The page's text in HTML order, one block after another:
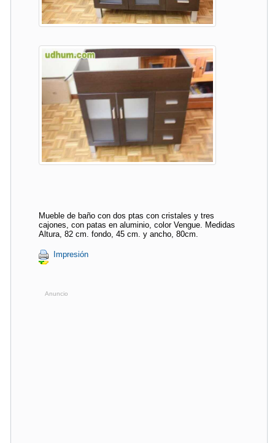
Mueble de baño con dos ptas con cristales y tres
cajones, con patas en aluminio, color Vengue. Medidas
Altura, 82 cm. fondo, 45 cm. y ancho, 80cm.
Impresión
Anuncio